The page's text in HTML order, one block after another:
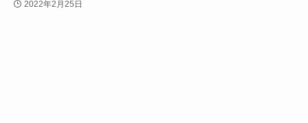
2022年2月25日